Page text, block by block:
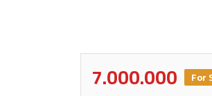
7.000.000 For